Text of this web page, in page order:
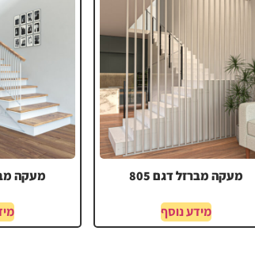
מעקה מברזל דגם 805
מידע נוסף
מעקה